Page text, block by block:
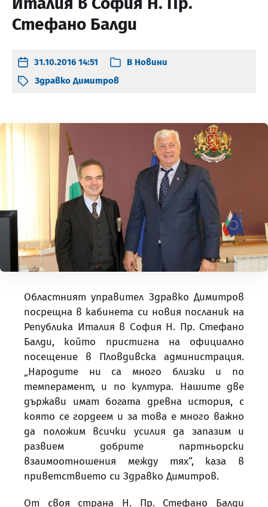
Стефано Балди
31.10.2016 14:51 В Новини
Здравко Димитров
Областният управител Здравко Димитров
посрещна в кабинета си новия посланик на
Република Италия в София Н. Пр. Стефано
Балди, който пристигна на официално
посещение в Пловдивска администрация.
„Народите ни са много близки и по
темперамент, и по култура. Нашите две
държави имат богата древна история, с
която се гордеем и за това е много важно
да положим всички усилия да запазим и
развием добрите партньорски
взаимоотношения между тях“, каза в
приветствието си Здравко Димитров.
От своя страна Н. Пр. Стефано Балди